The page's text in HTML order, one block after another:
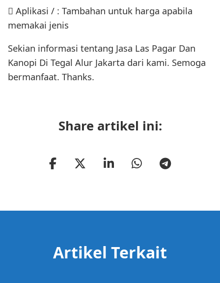
 Aplikasi / : Tambahan untuk harga apabila
memakai jenis
Sekian informasi tentang Jasa Las Pagar Dan
Kanopi Di Tegal Alur Jakarta dari kami. Semoga
bermanfaat. Thanks.
Share artikel ini:
Artikel Terkait